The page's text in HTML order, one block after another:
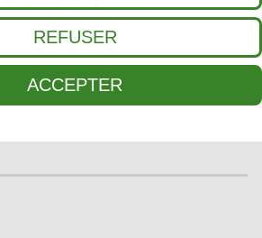
REFUSER
ACCEPTER
ABSORPTION HUMIDITÉ